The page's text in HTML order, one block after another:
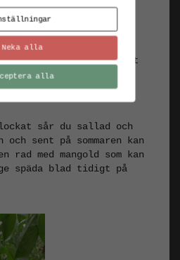
eller klängande. I
också var dags att
småplantor. Färsk
är oslagbart att ha
går mot sitt
ha en rad med
sår du sallad och
sent på sommaren kan
med mangold som kan
späda blad tidigt på
Neka alla
alla